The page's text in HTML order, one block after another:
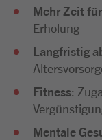
Mehr Zeit
Erholung
Langfristig
Fitness:
Mentale